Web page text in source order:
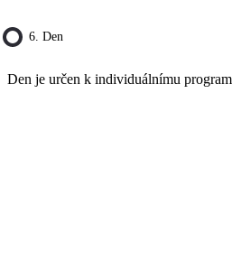
6. Den
Den je určen k individuálnímu